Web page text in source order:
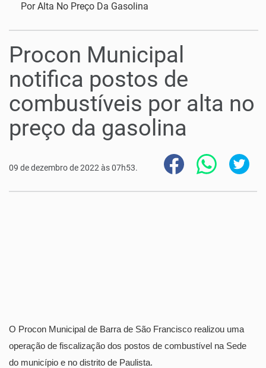
Por Alta No Preço Da Gasolina
Procon Municipal
notifica postos de
combustíveis por alta no
preço da gasolina
09 de dezembro de 2022 às 07h53.
O Procon Municipal de Barra de São Francisco realizou uma
operação de fiscalização dos postos de combustível na Sede
do município e no distrito de Paulista.